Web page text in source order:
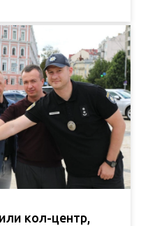
кол-центр,